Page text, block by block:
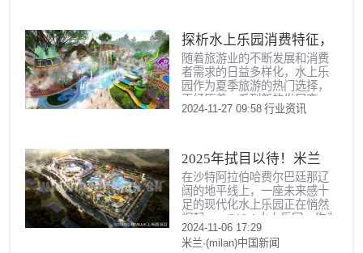
探析水上乐园消费特征，
洞悉未来发展新趋势
随着旅游业的不断发展和消费
者需求的日益多样化，水上乐
园作为夏季旅游的热门选择，
正经历着一系列新的发展变
化。
2024-11-27 09:58 行业资讯
2025年拭目以待！米兰
·(milan)中国游乐沙特
CALA水上乐园项目最新
进展
在沙特阿拉伯哈费尔巴廷那辽
阔的地平线上，一座未来感十
足的现代化水上乐园正在悄然
崛起——CALA水上乐园。作为
米兰·(milan)中国游乐在中东的
重要作品，CALA不仅标志着沙
2024-11-06 17:29
米兰·(milan)中国新闻